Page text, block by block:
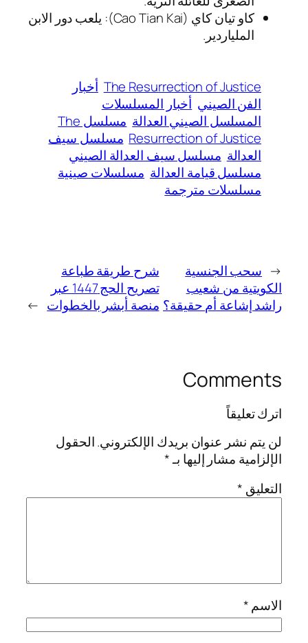
كاو تيان كاي (Cao Tian Kai): يلعب دور الابن
الملياردير.
The Resurrection of Justice أخبار
الفن الصيني أخبار المسلسلات
المسلسل الصيني العدالة
مسلسل The
Resurrection of Justice مسلسل سيف
العدالة مسلسل سيف العدالة الصيني
مسلسل قيامة العدالة مسلسلات صينية
مسلسلات مترجمة
← سحب الجنسية
الكويتية من شعيب
راشد إشاعة أم حقيقة؟
شرح طريقة طباعة
تصريح الحج 1447 عبر
منصة أبشر بالخطوات →
Comments
اترك تعليقاً
لن يتم نشر عنوان بريدك الإلكتروني.الحقول
الإلزامية مشار إليها بـ*
التعليق *
الاسم*